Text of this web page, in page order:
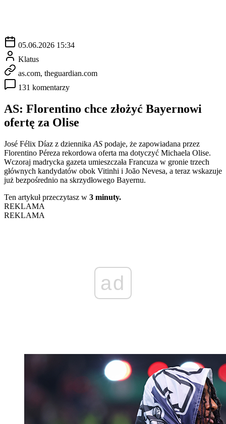
05.06.2026 15:34
Klatus
as.com, theguardian.com
131 komentarzy
AS: Florentino chce złożyć Bayernowi
ofertę za Olise
José Félix Díaz z dziennika AS podaje, że zapowiadana przez
Florentino Péreza rekordowa oferta ma dotyczyć Michaela Olise.
Wczoraj madrycka gazeta umieszczała Francuza w gronie trzech
głównych kandydatów obok Vitinhi i João Nevesa, a teraz wskazuje
już bezpośrednio na skrzydłowego Bayernu.
Ten artykuł przeczytasz w 3 minuty.
REKLAMA
REKLAMA
ad